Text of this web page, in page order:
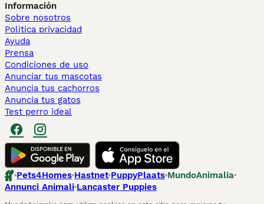
Información
Sobre nosotros
Politica privacidad
Ayuda
Prensa
Condiciones de uso
Anunciar tus mascotas
Anuncia tus cachorros
Anuncia tus gatos
Test perro ideal
Pets4Homes Hastnet PuppyPlaats MundoAnimalia
Annunci Animali Lancaster Puppies